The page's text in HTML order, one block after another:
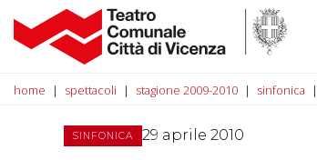
home spettacoli stagione 2009-2010 sinfonica
SINFONICA 29 aprile 2010